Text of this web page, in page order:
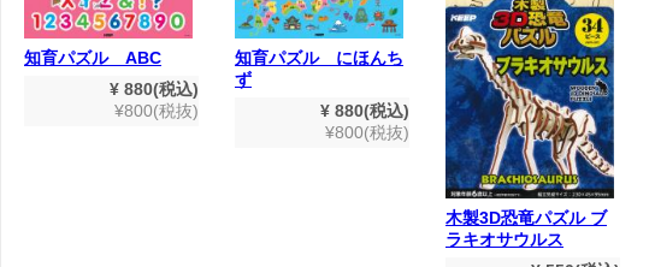
知育パズル ABC
¥ 880(税込)
¥800(税抜)
知育パズル にほんち
ず
¥ 880(税込)
¥800(税抜)
木製3D恐竜パズル ブ
ラキオサウルス